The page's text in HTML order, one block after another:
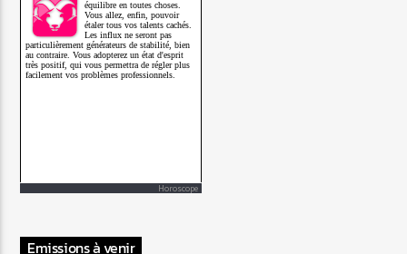
Horoscope
Emissions à venir